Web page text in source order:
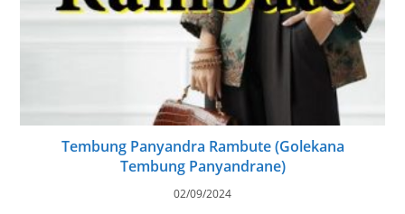
Tembung Panyandra Rambute (Golekana
Tembung Panyandrane)
02/09/2024